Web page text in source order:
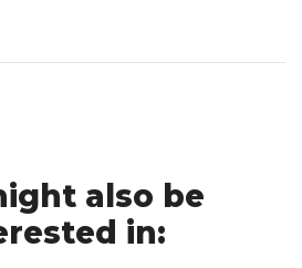
also be
in: